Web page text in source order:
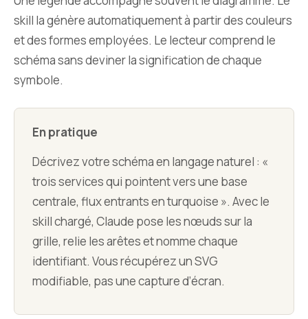
skill la génère automatiquement à partir des couleurs
et des formes employées. Le lecteur comprend le
schéma sans deviner la signification de chaque
symbole.
En pratique
Décrivez votre schéma en langage naturel : «
trois services qui pointent vers une base
centrale, flux entrants en turquoise ». Avec le
skill chargé, Claude pose les nœuds sur la
grille, relie les arêtes et nomme chaque
identifiant. Vous récupérez un SVG
modifiable, pas une capture d’écran.